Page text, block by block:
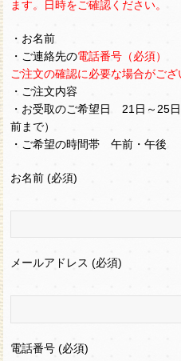
ます。日時をご確認ください。
・お名前
・ご連絡先の電話番号（必須）
ご注文の確認に必要な場合がご
・ご注文内容
・お受取のご希望日 21日～25
前まで）
・ご希望の時間帯 午前・午後
お名前 (必須)
メールアドレス (必須)
電話番号 (必須)